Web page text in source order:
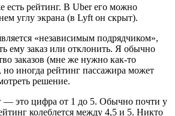
есть рейтинг. В Uber его можно
углу экрана (в Lyft он скрыт).
«независимым подрядчиком»,
ему заказ или отклонить. Я обычно
заказов (мне же нужно как-то
но иногда рейтинг пассажира может
решение.
— это цифра от 1 до 5. Обычно почти у
колеблется между 4,5 и 5. Никто